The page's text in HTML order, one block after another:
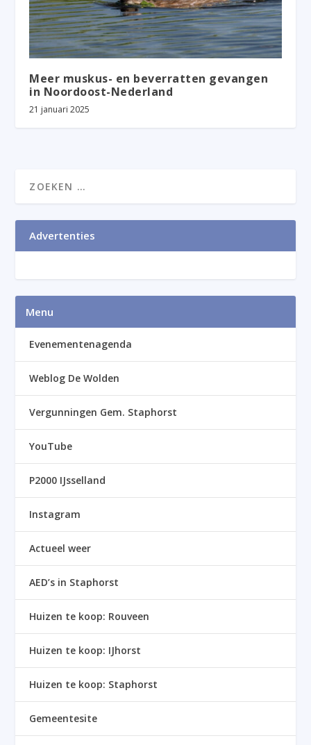
Meer muskus- en beverratten gevangen
in Noordoost-Nederland
21 januari 2025
Advertenties
Menu
Evenementenagenda
Weblog De Wolden
Vergunningen Gem. Staphorst
YouTube
P2000 IJsselland
Instagram
Actueel weer
AED’s in Staphorst
Huizen te koop: Rouveen
Huizen te koop: IJhorst
Huizen te koop: Staphorst
Gemeentesite